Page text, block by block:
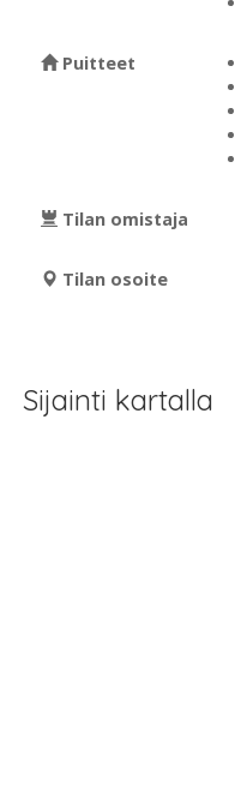
Puitteet
Tilan omistaja
Tilan osoite
Sijainti kartalla